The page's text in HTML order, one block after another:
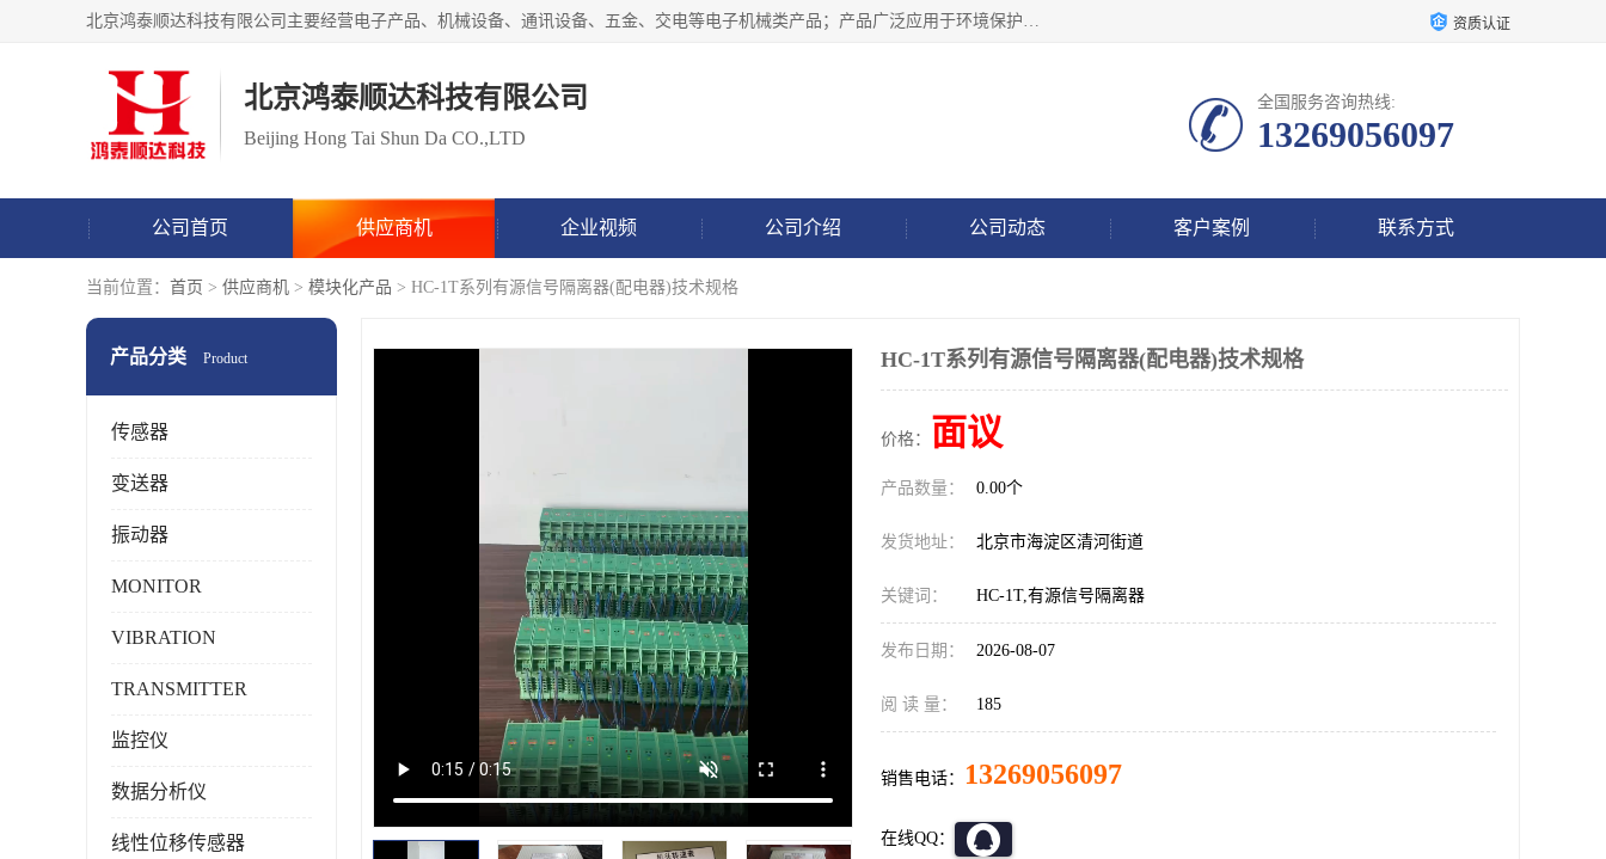
北京鸿泰顺达科技有限公司主要经营电子产品、机械设备、通讯设备、五金、交电等电子机械类产品；产品广泛应用于环境保护、石油化工、电力电子、冶金建筑、煤炭、农业、卫生防疫、教育科研等行业。并成功的与各地环境监测站、污水处理厂、卷烟厂、电厂、高校、科学院所、卫生防疫部门、煤矿、石化厂等用户建立了密切的合作关系。 资质认证
北京鸿泰顺达科技有限公司
Beijing Hong Tai Shun Da CO.,LTD
全国服务咨询热线:
13269056097
公司首页 供应商机 企业视频 公司介绍 公司动态 客户案例 联系方式
当前位置： 首页 > 供应商机 > 模块化产品 > HC-1T系列有源信号隔离器(配电器)技术规格
产品分类 Product
传感器
变送器
振动器
MONITOR
VIBRATION
TRANSMITTER
监控仪
数据分析仪
线性位移传感器
HC-1T系列有源信号隔离器(配电器)技术规格
价格： 面议
产品数量： 0.00个
发货地址： 北京市海淀区清河街道
关键词： HC-1T,有源信号隔离器
发布日期： 2026-08-07
阅 读 量： 185
销售电话： 13269056097
在线QQ：